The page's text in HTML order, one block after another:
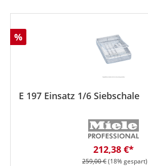
Rabatt
%
E 197 Einsatz 1/6 Siebschale
Verkaufspreis:
212,38 €*
Regulärer Preis:
259,00 €(18% gespart)